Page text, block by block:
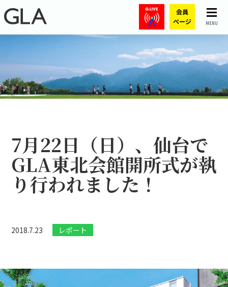
MENU
7月22日（日）、仙台で
GLA東北会館開所式が執
り行われました！
2018.7.23 レポート